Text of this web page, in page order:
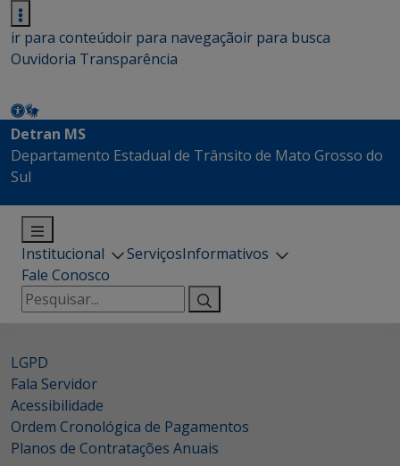
ir para conteúdoir para navegaçãoir para busca
Ouvidoria Transparência
Detran MS
Departamento Estadual de Trânsito de Mato Grosso do
Sul
Institucional ServiçosInformativos
Fale Conosco
Pesquisar
por:
LGPD
Fala Servidor
Acessibilidade
Ordem Cronológica de Pagamentos
Planos de Contratações Anuais